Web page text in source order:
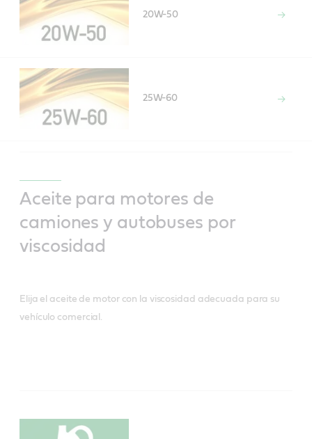
20W-50
25W-60
Aceite para motores de
camiones y autobuses por
viscosidad
Elija el aceite de motor con la viscosidad adecuada para su
vehículo comercial.